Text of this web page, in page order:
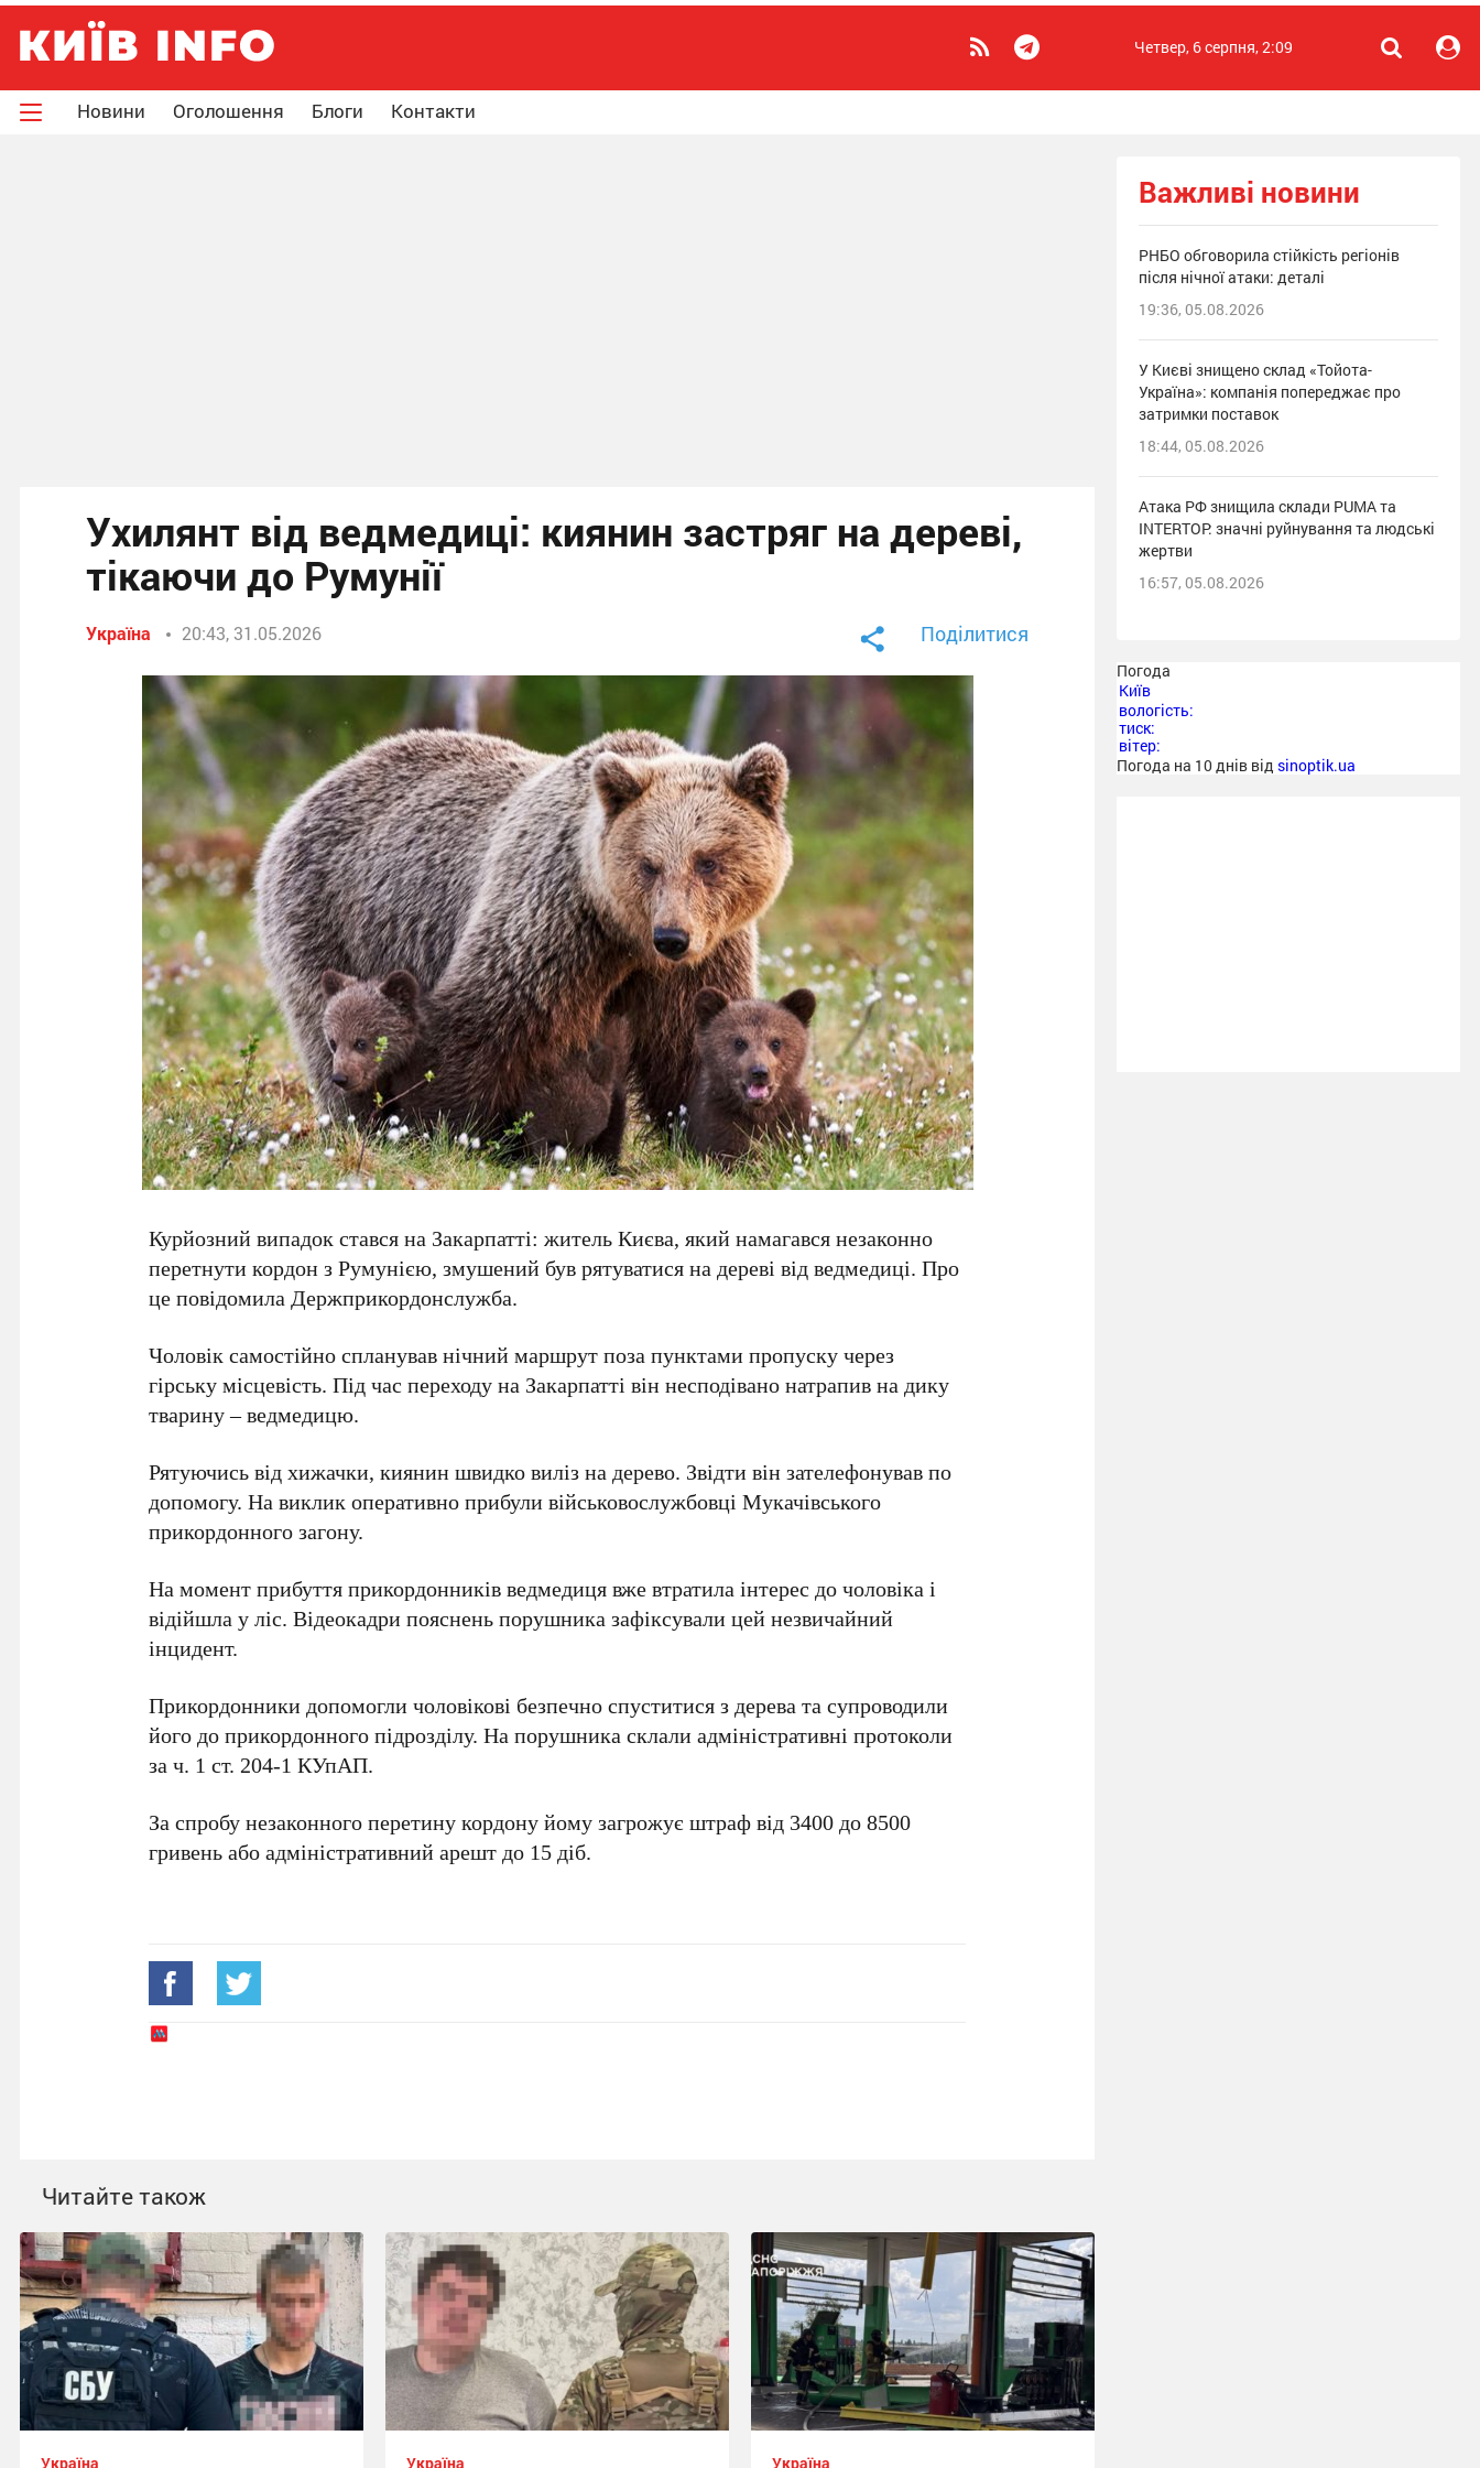
Четвер, 6 серпня, 2:09
Новини Оголошення Блоги Контакти
Ухилянт від ведмедиці: киянин застряг на дереві,
тікаючи до Румунії
Україна 20:43, 31.05.2026 Поділитися
Курйозний випадок стався на Закарпатті: жительКиєва, який намагався незаконно
перетнути кордон зРумунією, змушений був рятуватися на дереві від ведмедиці. Про
це повідомилаДержприкордонслужба.
Чоловік самостійно спланував нічний маршрут поза пунктами пропуску через
гірську місцевість. Під час переходу на Закарпатті він несподівано натрапив на дику
тварину – ведмедицю.
Рятуючись від хижачки, киянин швидко виліз на дерево. Звідти він зателефонував по
допомогу. На виклик оперативно прибули військовослужбовціМукачівського
прикордонного загону.
На момент прибуття прикордонників ведмедиця вже втратила інтерес до чоловіка і
відійшла у ліс. Відеокадри пояснень порушника зафіксували цей незвичайний
інцидент.
Прикордонники допомогли чоловікові безпечно спуститися з дерева та супроводили
його до прикордонного підрозділу. На порушника склалиадміністративні протоколи
зач. 1 ст. 204-1 КУпАП.
За спробу незаконного перетину кордону йому загрожуєштраф від 3400 до 8500
гривеньабоадміністративний арешт до 15 діб.
Читайте також
Україна Україна Україна
Важливі новини
РНБО обговорила стійкість регіонів
після нічної атаки: деталі
19:36, 05.08.2026
У Києві знищено склад «Тойота-
Україна»: компанія попереджає про
затримки поставок
18:44, 05.08.2026
Атака РФ знищила склади PUMA та
INTERTOP: значні руйнування та людські
жертви
16:57, 05.08.2026
Погода
Київ
вологість:
тиск:
вітер:
Погода на 10 днів від sinoptik.ua